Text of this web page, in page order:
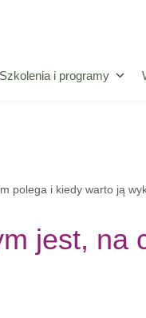
Szkolenia i programy
polega i kiedy warto ją
jest, na